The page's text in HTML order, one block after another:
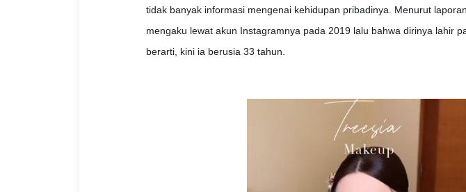
tidak banyak informasi mengenai kehidupan pribadinya. Menurut
mengaku lewat akun Instagramnya pada 2019 lalu bahwa dirinya lahir
berarti, kini ia berusia 33 tahun.